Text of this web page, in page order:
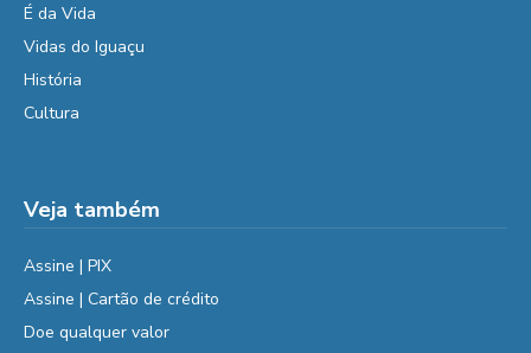
É da Vida
Vidas do Iguaçu
História
Cultura
Veja também
Assine | PIX
Assine | Cartão de crédito
Doe qualquer valor